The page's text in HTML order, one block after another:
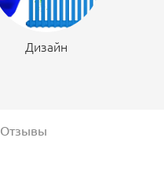
Дизайн
Отзывы